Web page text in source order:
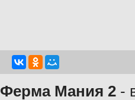
Ферма Мания 2 -